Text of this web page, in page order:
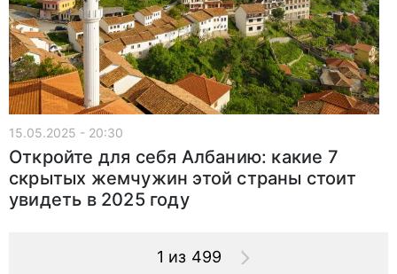
15.05.2025 - 20:30
Откройте для себя Албанию: какие 7
скрытых жемчужин этой страны стоит
увидеть в 2025 году
1 из 499